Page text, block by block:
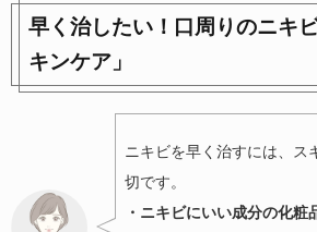
早く治したい！口周りのニキ
キンケア」
ニキビを早く治すには、ス
切です。
・ニキビにいい成分の化粧